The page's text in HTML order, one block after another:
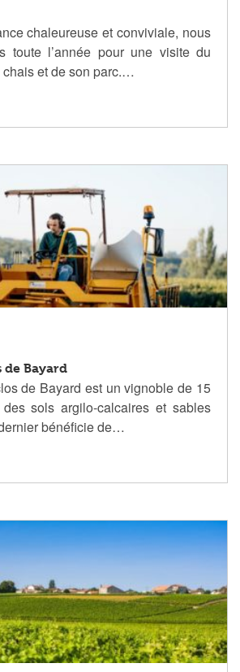
chaleureuse et conviviale, nous
toute l’année pour une visite du
et de son parc.…
de Bayard
de Bayard est un vignoble de 15
sols argilo-calcaires et sables
bénéficie de…